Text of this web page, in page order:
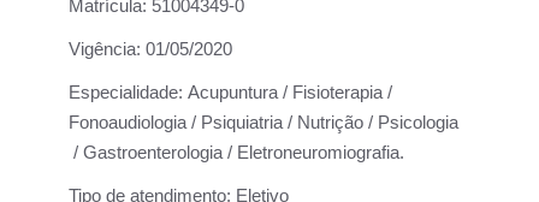
Matrícula: 51004349-0
Vigência: 01/05/2020
Especialidade: Acupuntura / Fisioterapia /
Fonoaudiologia / Psiquiatria / Nutrição / Psicologia
/ Gastroenterologia / Eletroneuromiografia.
Tipo de atendimento: Eletivo